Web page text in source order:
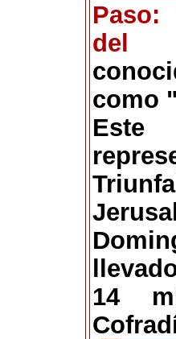
del
como
14